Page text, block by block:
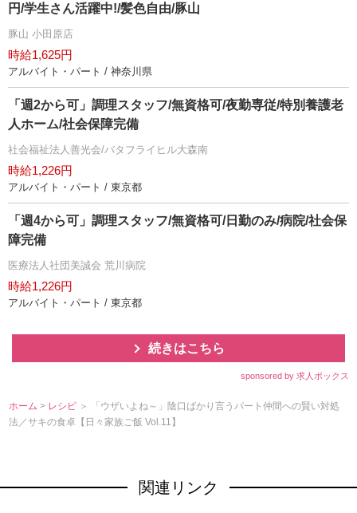
円/学生さん活躍中!/髪色自由/豚山
豚山 小田原店
時給1,625円
アルバイト・パート / 神奈川県
「週2から可」調理スタッフ/無資格可/夜勤専従/特別養護老
人ホーム/社会保障完備
社会福祉法人善光会/バタフライヒル大森南
時給1,226円
アルバイト・パート / 東京都
「週4から可」調理スタッフ/無資格可/日勤のみ/病院/社会保
障完備
医療法人社団美誠会 荒川病院
時給1,226円
アルバイト・パート / 東京都
続きはこちら
sponsored by 求人ボックス
ホーム > レシピ ＞ 「ウザいよね～」陰口ばかり言うパート仲間への賢い対処
法／サキの食卓【日々家族ご飯 Vol.11】
関連リンク